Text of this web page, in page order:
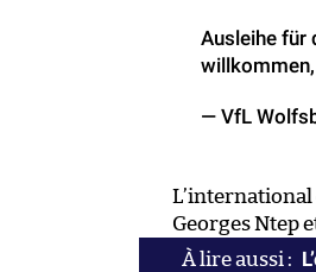
Ausleihe für
— VfL
L’international
Georges Ntep